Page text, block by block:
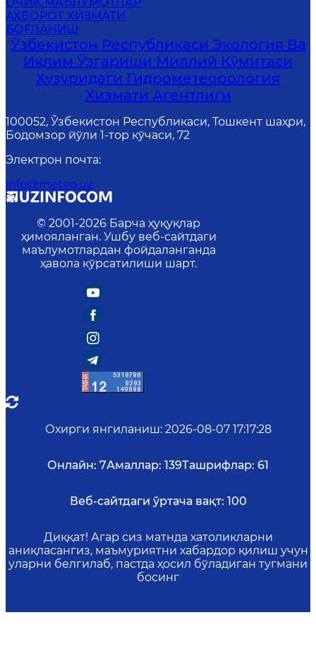
АХБОРОТ ХИЗМАТИ
БОҒЛАНИШ
Ўзбекистон Республикаси Экология Ва
Иқлим Ўзгариши Миллий Қўмитаси
Ҳузуридаги Гидрометеорология
Хизмати Агентлиги
100052, Ўзбекистон Республикаси, Тошкент шаҳри,
Бодомзор йўли 1-тор кўчаси, 72
Электрон почта:
info@meteo.uz
© 2001-2026 Барча ҳуқуқлар
ҳимояланган. Ушбу веб-сайтдаги
маълумотлардан фойдаланганда
ҳавола кўрсатилиши шарт.
Охирги янгиланиш: 2026-08-07 17:17:28
Онлайн: 7Амаллар: 139Ташрифлар: 61
Веб-сайтдаги ўртача вақт: 100
Диққат! Агар сиз матнда хатоликларни
аниқласангиз, маъмуриятни хабардор қилиш учун
уларни белгилаб, пастда ҳосил бўладиган тугмани
босинг